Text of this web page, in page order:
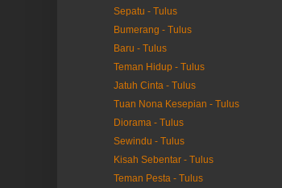
Sepatu - Tulus
Bumerang - Tulus
Baru - Tulus
Teman Hidup - Tulus
Jatuh Cinta - Tulus
Tuan Nona Kesepian - Tulus
Diorama - Tulus
Sewindu - Tulus
Kisah Sebentar - Tulus
Teman Pesta - Tulus